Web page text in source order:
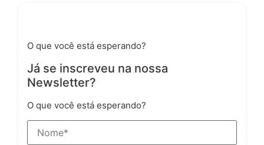
O que você está esperando?
Já se inscreveu na nossa
Newsletter?
O que você está esperando?